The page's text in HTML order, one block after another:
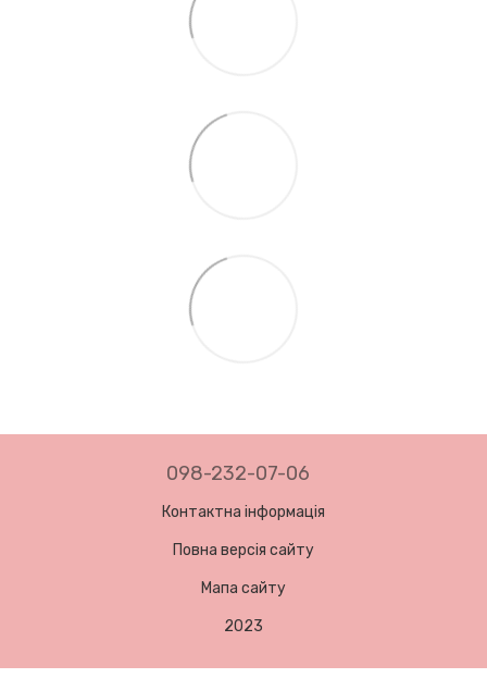
098-232-07-06
Контактна інформація
Повна версія сайту
Мапа сайту
2023